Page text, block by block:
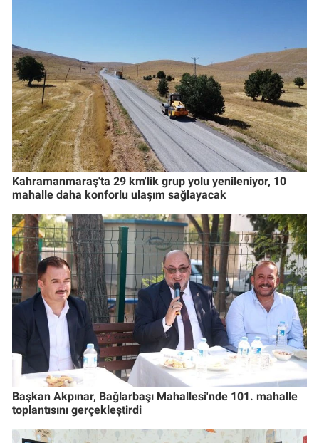
Kahramanmaraş'ta 29 km'lik grup yolu yenileniyor, 10
mahalle daha konforlu ulaşım sağlayacak
Başkan Akpınar, Bağlarbaşı Mahallesi'nde 101. mahalle
toplantısını gerçekleştirdi